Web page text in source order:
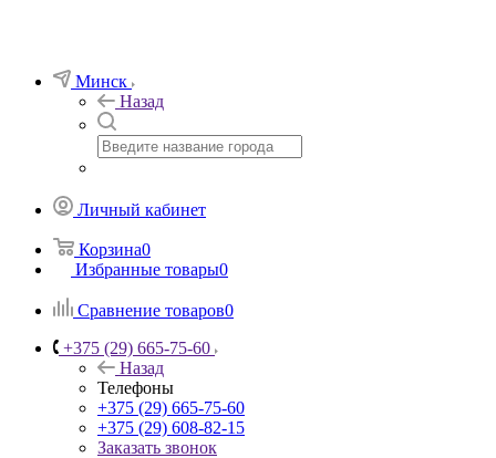
Минск
Назад
Личный кабинет
Корзина0
Избранные товары0
Сравнение товаров0
+375 (29) 665-75-60
Назад
Телефоны
+375 (29) 665-75-60
+375 (29) 608-82-15
Заказать звонок